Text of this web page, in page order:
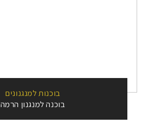
בוכנות למנגנונים
בוכנה למנגנון הרמה